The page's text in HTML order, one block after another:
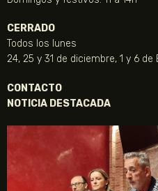
CERRADO
Todos los lunes
24, 25 y 31 de diciembre, 1 y 6
CONTACTO
NOTICIA DESTACADA